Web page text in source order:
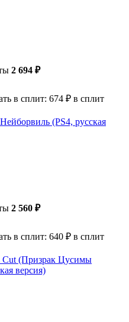
2 694 ₽
в сплит: 674 ₽ в сплит
(PS4, русская
2 560 ₽
в сплит: 640 ₽ в сплит
Cut (Призрак Цусимы
версия)